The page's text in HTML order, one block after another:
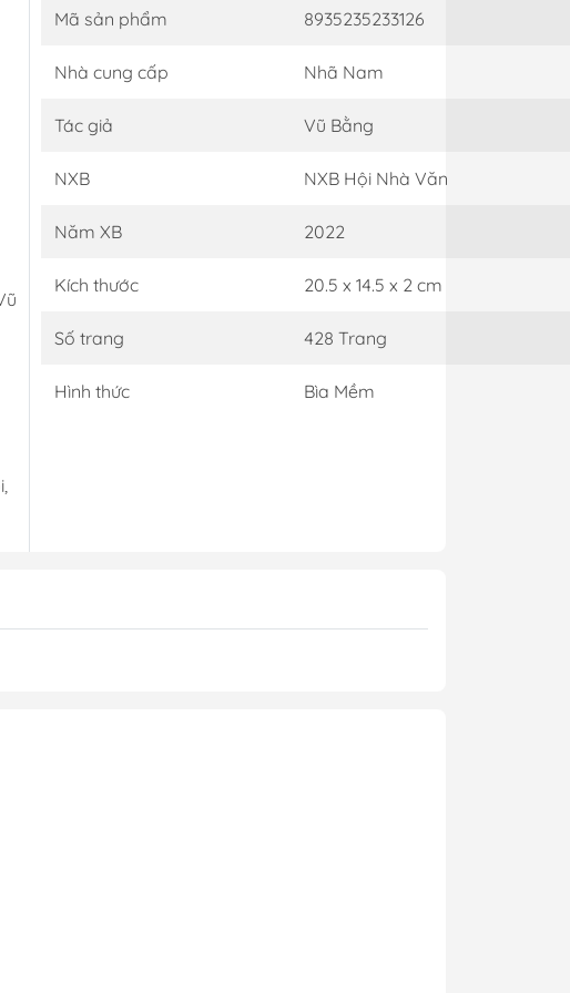
Mã sản phẩm 8935235233126
Nhà cung cấp Nhã Nam
Tác giả Vũ Bằng
NXB NXB Hội Nhà Văn
Năm XB 2022
Kích thước 20.5 x 14.5 x 2 cm
Số trang 428 Trang
Hình thức Bìa Mềm